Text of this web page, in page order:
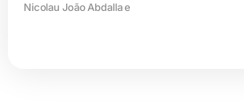
Nicolau João Abdalla e